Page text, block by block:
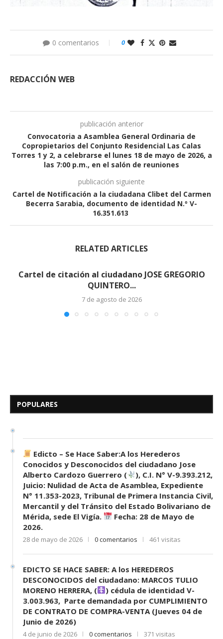
0 comentarios 0
REDACCIÓN WEB
publicación anterior
Convocatoria a Asamblea General Ordinaria de
Copropietarios del Conjunto Residencial Las Calas
Torres 1 y 2, a celebrarse el lunes 18 de mayo de 2026, a
las 7:00 p.m., en el salón de reuniones
publicación siguiente
Cartel de Notificación a la ciudadana Clibet del Carmen
Becerra Sarabia, documento de identidad N.º V-
16.351.613
RELATED ARTICLES
Cartel de citación al ciudadano JOSE GREGORIO
QUINTERO...
7 de agosto de 2026
POPULARESDesconocidos del...
Edicto – Se Hace Saber:A los Herederos
Conocidos y Desconocidos del ciudadano Jose
Alberto Cardozo Guerrero (
), C.I. N° V-9.393.212,
Juicio: Nulidad de Acta de Asamblea, Expediente
N° 11.353-2023, Tribunal de Primera Instancia Civil,
Mercantil y del Tránsito del Estado Bolivariano de
Mérida, sede El Vigía.
Fecha: 28 de Mayo de
2026.
28 de mayo de 2026 0 comentarios 461 visitas
EDICTO SE HACE SABER: A los HEREDEROS
DESCONOCIDOS del ciudadano: MARCOS TULIO
MORENO HERRERA, (
) cédula de identidad V-
3.003.963, Parte demandada por CUMPLIMIENTO
DE CONTRATO DE COMPRA-VENTA (Jueves 04 de
Junio de 2026)
4 de junio de 2026 0 comentarios 371 visitas